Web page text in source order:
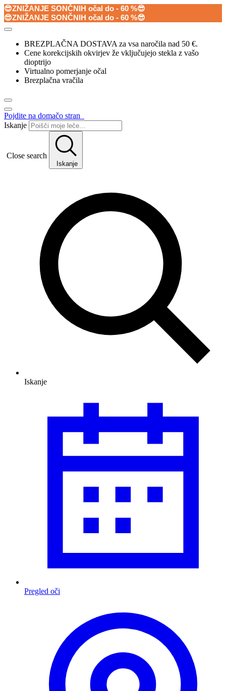
😎ZNIŽANJE SONČNIH očal do - 60 %😎
😎ZNIŽANJE SONČNIH očal do - 60 %😎
BREZPLAČNA DOSTAVA za vsa naročila nad 50 €.
Cene korekcijskih okvirjev že vključujejo stekla z vašo
dioptrijo
Virtualno pomerjanje očal
Brezplačna vračila
Pojdite na domačo stran
Iskanje
Close search
Iskanje
Iskanje
Pregled oči